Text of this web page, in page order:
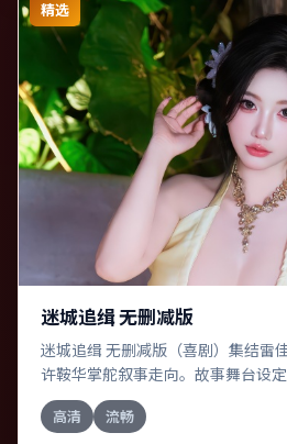
精选
迷城追缉 无删减版
迷城追缉 无删减版（喜剧）集结雷
许鞍华掌舵叙事走向。故事舞台设
意外选择展开连锁反应；配乐与色
留白耐人寻味。
高清 流畅